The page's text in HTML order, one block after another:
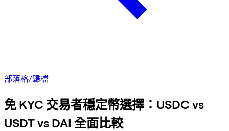
部落格/歸檔
免 KYC 交易者穩定幣選擇：USDC vs
USDT vs DAI 全面比較